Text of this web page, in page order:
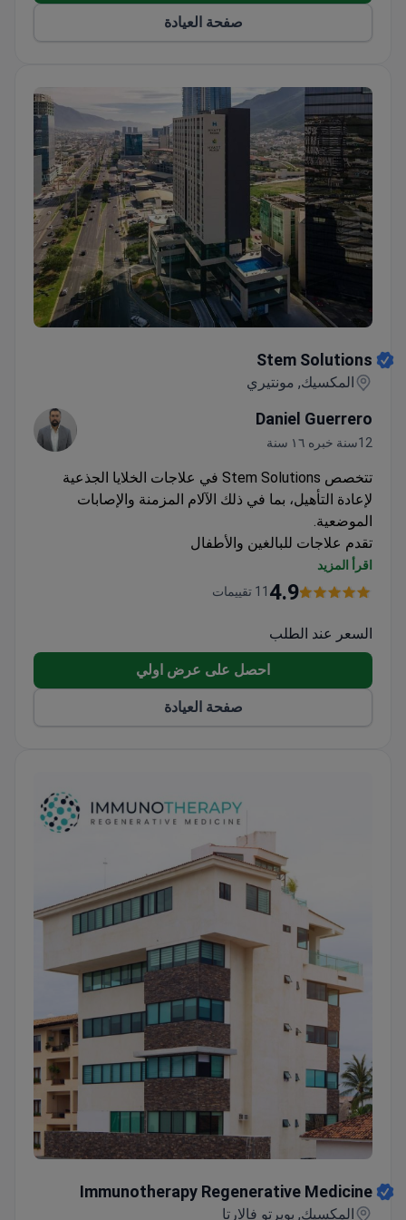
متخصص في نهج إعادة التأهيل العصبي والعظمي
صفحة العيادة
Stem Solutions
المكسيك, مونتيري
Daniel Guerrero
12سنة خبره ١٦ سنة
تتخصص Stem Solutions في علاجات الخلايا الجذعية
لإعادة التأهيل، بما في ذلك الآلام المزمنة والإصابات
الموضعية.
تقدم علاجات للبالغين والأطفال
تعالج الحالات التي تتطلب إعادة تأهيل باستخدام العلاج
بالخلايا الجذعية
اقرأ المزيد
4.9 11 تقييمات
السعر عند الطلب
احصل على عرض اولي
صفحة العيادة
Immunotherapy Regenerative Medicine
المكسيك, بويرتو فالارتا